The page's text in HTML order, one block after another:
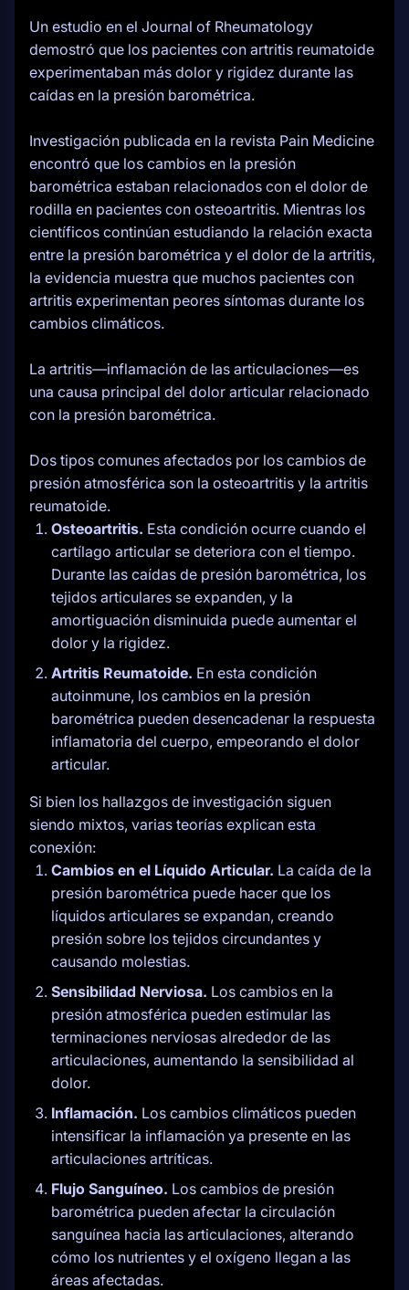
Un estudio en el Journal of Rheumatology
demostró que los pacientes con artritis reumatoide
experimentaban más dolor y rigidez durante las
caídas en la presión barométrica.
Investigación publicada en la revista Pain Medicine
encontró que los cambios en la presión
barométrica estaban relacionados con el dolor de
rodilla en pacientes con osteoartritis. Mientras los
científicos continúan estudiando la relación exacta
entre la presión barométrica y el dolor de la artritis,
la evidencia muestra que muchos pacientes con
artritis experimentan peores síntomas durante los
cambios climáticos.
La artritis—inflamación de las articulaciones—es
una causa principal del dolor articular relacionado
con la presión barométrica.
Dos tipos comunes afectados por los cambios de
presión atmosférica son la osteoartritis y la artritis
reumatoide.
Osteoartritis. Esta condición ocurre cuando el
cartílago articular se deteriora con el tiempo.
Durante las caídas de presión barométrica, los
tejidos articulares se expanden, y la
amortiguación disminuida puede aumentar el
dolor y la rigidez.
Artritis Reumatoide. En esta condición
autoinmune, los cambios en la presión
barométrica pueden desencadenar la respuesta
inflamatoria del cuerpo, empeorando el dolor
articular.
Si bien los hallazgos de investigación siguen
siendo mixtos, varias teorías explican esta
conexión:
Cambios en el Líquido Articular. La caída de la
presión barométrica puede hacer que los
líquidos articulares se expandan, creando
presión sobre los tejidos circundantes y
causando molestias.
Sensibilidad Nerviosa. Los cambios en la
presión atmosférica pueden estimular las
terminaciones nerviosas alrededor de las
articulaciones, aumentando la sensibilidad al
dolor.
Inflamación. Los cambios climáticos pueden
intensificar la inflamación ya presente en las
articulaciones artríticas.
Flujo Sanguíneo. Los cambios de presión
barométrica pueden afectar la circulación
sanguínea hacia las articulaciones, alterando
cómo los nutrientes y el oxígeno llegan a las
áreas afectadas.